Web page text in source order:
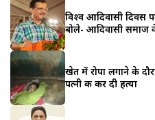
विश्व आदिवासी दिवस
बोले- आदिवासी
खेत में रोपा लगाने के
पत्नी की कर दी हत्या